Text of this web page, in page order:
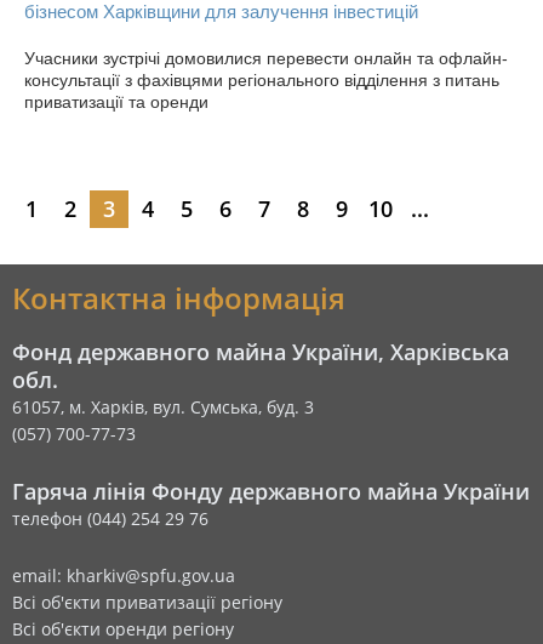
бізнесом Харківщини для залучення інвестицій
Учасники зустрічі домовилися перевести онлайн та офлайн-
консультації з фахівцями регіонального відділення з питань
приватизації та оренди
1 2 3 4 5 6 7 8 9 10 ...
Контактна інформація
Фонд державного майна України, Харківська
обл.
61057, м. Харків, вул. Сумська, буд. 3
(057) 700-77-73
Гаряча лінія Фонду державного майна України
телефон (044) 254 29 76
email: kharkiv@spfu.gov.ua
Всі об'єкти приватизації регіону
Всі об'єкти оренди регіону